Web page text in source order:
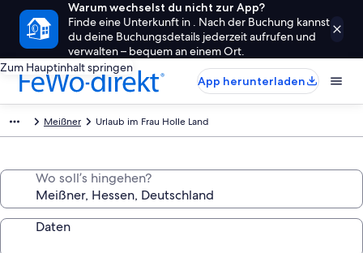
Warum wechselst du nicht zur App?
Finde eine Unterkunft in . Nach der Buchung kannst
du deine Buchungsdetails jederzeit aufrufen und
verwalten – bequem an einem Ort.
Zum Hauptinhalt springen
App herunterladen
Meißner Urlaub im Frau Holle Land
Wo soll’s hingehen?
Daten